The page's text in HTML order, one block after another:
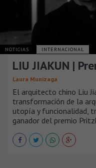
NOTICIAS INTERNACIONAL
LIU JIAKUN |
Laura Munizaga
El arquitecto chino Liu
transformación de la
utopía y funcionalidad,
ganador del premio